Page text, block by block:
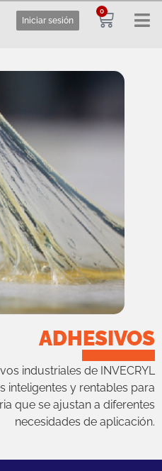
Iniciar sesión
0
ADHESIVOS
industriales de INVECRYL
inteligentes y rentables para
que se ajustan a diferentes
necesidades de aplicación.